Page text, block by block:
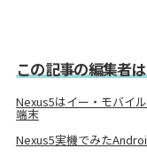
この記事の編集者
Nexus5はイー・モバイ
端末
Nexus5実機でみた